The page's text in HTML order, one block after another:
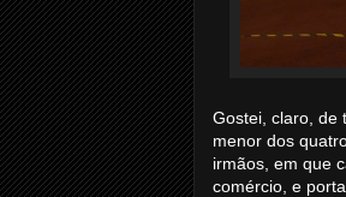
Gostei, claro, de
menor dos
irmãos, em que
comércio, e